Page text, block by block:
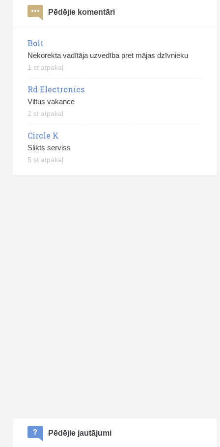
Pēdējie komentāri
Bolt
Nekorekta vadītāja uzvedība pret mājas dzīvnieku
1 st atpakaļ
Rd Electronics
Viltus vakance
2 st atpakaļ
Circle K
Slikts serviss
5 st atpakaļ
Pēdējie jautājumi